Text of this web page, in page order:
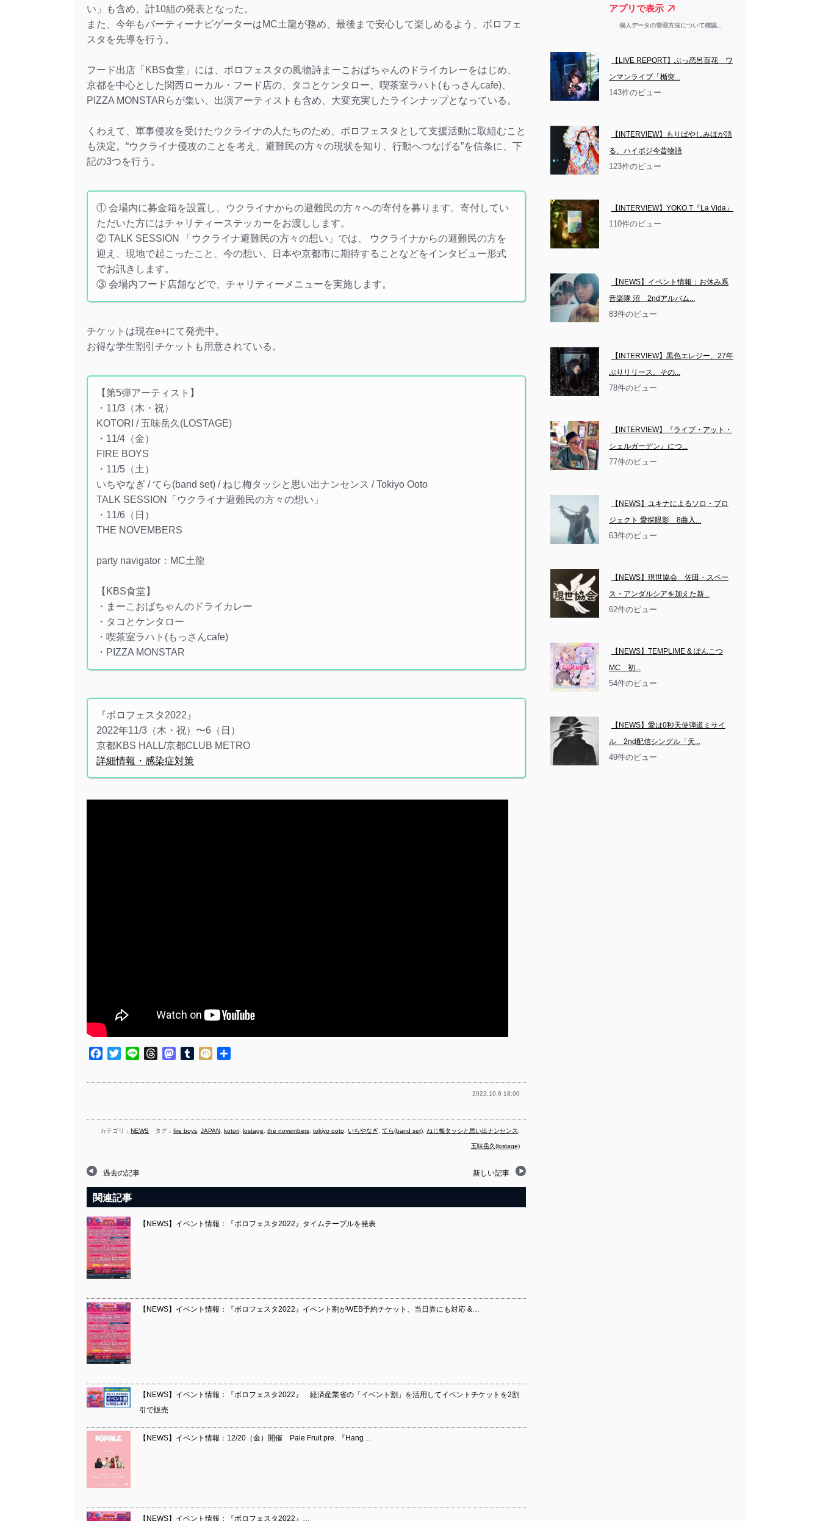
い」も含め、計10組の発表となった。
また、今年もパーティーナビゲーターはMC土龍が務め、最後まで安心して楽しめるよう、ボロフェ
スタを先導を行う。
フード出店「KBS食堂」には、ボロフェスタの風物詩まーこおばちゃんのドライカレーをはじめ、
京都を中心とした関西ローカル・フード店の、タコとケンタロー、喫茶室ラハト(もっさんcafe)、
PIZZA MONSTARらが集い、出演アーティストも含め、大変充実したラインナップとなっている。
くわえて、軍事侵攻を受けたウクライナの人たちのため、ボロフェスタとして支援活動に取組むこと
も決定。“ウクライナ侵攻のことを考え、避難民の方々の現状を知り、行動へつなげる”を信条に、下
記の3つを行う。
① 会場内に募金箱を設置し、ウクライナからの避難民の方々への寄付を募ります。寄付してい
ただいた方にはチャリティーステッカーをお渡しします。
② TALK SESSION 「ウクライナ避難民の方々の想い」では、 ウクライナからの避難民の方を
迎え、現地で起こったこと、今の想い、日本や京都市に期待することなどをインタビュー形式
でお訊きします。
③ 会場内フード店舗などで、チャリティーメニューを実施します。
チケットは現在e+にて発売中。
お得な学生割引チケットも用意されている。
【第5弾アーティスト】
・11/3（木・祝）
KOTORI / 五味岳久(LOSTAGE)
・11/4（金）
FIRE BOYS
・11/5（土）
いちやなぎ / てら(band set) / ねじ梅タッシと思い出ナンセンス / Tokiyo Ooto
TALK SESSION「ウクライナ避難民の方々の想い」
・11/6（日）
THE NOVEMBERS
party navigator：MC土龍
【KBS食堂】
・まーこおばちゃんのドライカレー
・タコとケンタロー
・喫茶室ラハト(もっさんcafe)
・PIZZA MONSTAR
『ボロフェスタ2022』
2022年11/3（木・祝）〜6（日）
京都KBS HALL/京都CLUB METRO
詳細情報・感染症対策
Facebook
TwitterLine ThreadsMastodon
TumblrMixi
2022.10.6 18:00
カテゴリ： NEWS タグ： fire boys JAPAN kotori lostage the novembers tokiyo ooto いちやなぎ てら(band set) ねじ梅タッシと思い出ナンセンス
五味岳久(lostage)
過去の記事 新しい記事
関連記事
【NEWS】イベント情報：『ボロフェスタ2022』タイムテーブルを発表
【NEWS】イベント情報：『ボロフェスタ2022』イベント割がWEB予約チケット、当日券にも対応 &…
【NEWS】イベント情報：『ボロフェスタ2022』 経済産業省の「イベント割」を活用してイベントチケットを2割
引で販売
【NEWS】イベント情報：12/20（金）開催 Pale Fruit pre. 『Hang…
【NEWS】イベント情報：『ボロフェスタ2022』…
【LIVE REPORT】ぶっ恋呂百花　ワ
ンマンライブ「楯突...
143件のビュー
【INTERVIEW】もりばやしみほが語
る、ハイポジ今昔物語
123件のビュー
【INTERVIEW】YOKO.T『La Vida』
110件のビュー
【NEWS】イベント情報：お休み系
音楽隊 沼　2ndアルバム...
83件のビュー
【INTERVIEW】黒色エレジー、27年
ぶりリリース。その...
78件のビュー
【INTERVIEW】『ライブ・アット・
シェルガーデン』につ...
77件のビュー
【NEWS】ユキナによるソロ・プロ
ジェクト 愛探眼影　8曲入...
63件のビュー
【NEWS】現世協会　佐田・スペー
ス・アンダルシアを加えた新...
62件のビュー
【NEWS】TEMPLIME & ぽんこつ
MC　初...
54件のビュー
【NEWS】愛は0秒天使弾道ミサイ
ル　2nd配信シングル「天...
49件のビュー